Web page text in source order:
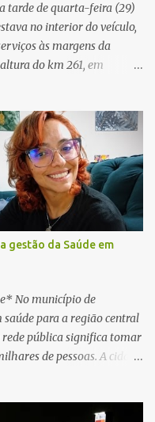
tarde de quarta-feira (29)
no interior do veículo,
às margens da
do km 261, em
dentro de um
deslocadas ao
cardiorrespiratória. Os
manobras de reanimação
todos os esforços, o
Às 17h03, médicos
o óbito da vítima.
gestão da Saúde em
No município de
para a região central
rede pública significa tomar
de pessoas. A cidade
do entorno,